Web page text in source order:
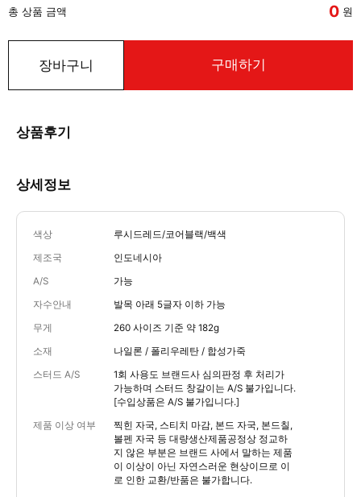
총 상품 금액 0 원
장바구니 구매하기
상품후기
상세정보
색상 루시드레드/코어블랙/백색
제조국 인도네시아
A/S 가능
자수안내 발목 아래 5글자 이하 가능
무게 260 사이즈 기준 약 182g
소재 나일론 / 폴리우레탄 / 합성가죽
스터드 A/S
1회 사용도 브랜드사 심의판정 후 처리가
가능하며 스터드 창갈이는 A/S 불가입니다.
[수입상품은 A/S 불가입니다.]
제품 이상 여부
찍힌 자국, 스티치 마감, 본드 자국, 본드칠,
볼펜 자국 등 대량생산제품공정상 정교하
지 않은 부분은 브랜드 사에서 말하는 제품
이 이상이 아닌 자연스러운 현상이므로 이
로 인한 교환/반품은 불가합니다.